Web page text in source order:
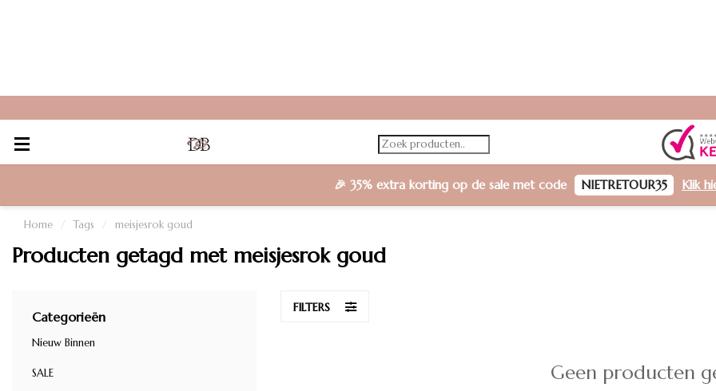
🎉 35% extra korting op de sale met code NIETRETOUR35 Klik
Home / Tags / meisjesrok goud
Producten getagd met meisjesrok goud
Categorieën
Nieuw Binnen
SALE
FILTERS
Geen producten